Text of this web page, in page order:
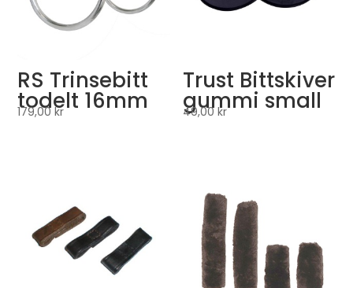
RS Trinsebitt
todelt 16mm
179,00kr
Trust Bittskiver
gummi small
49,00kr